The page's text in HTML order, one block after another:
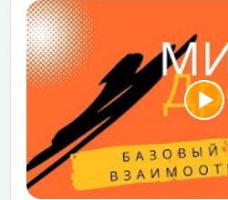
т.п. - - именно
Я бы
личностного
человека
тебе мягко
к понимаю
погрузишься